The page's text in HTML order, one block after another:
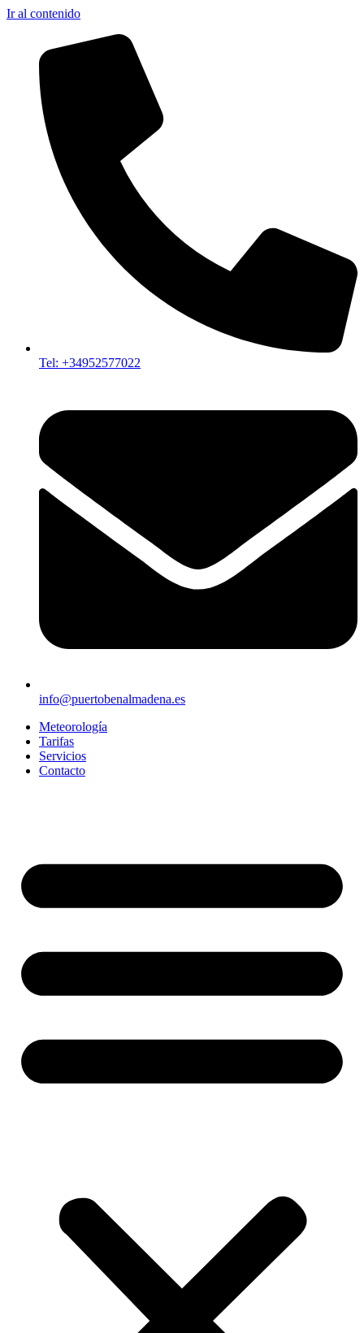
Ir al contenido
Tel: +34952577022
info@puertobenalmadena.es
Meteorología
Tarifas
Servicios
Contacto